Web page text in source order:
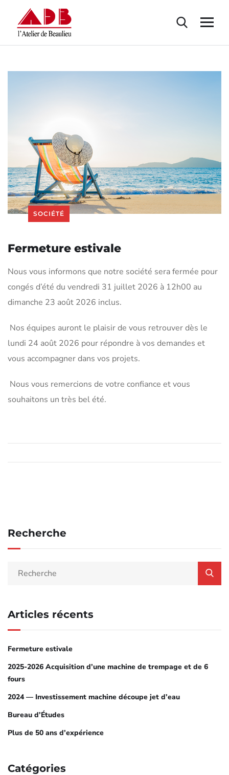
SOCIÉTÉ
Fermeture estivale
Nous vous informons que notre société sera fermée pour
congés d’été du vendredi 31 juillet 2026 à 12h00 au
dimanche 23 août 2026 inclus.
Nos équipes auront le plaisir de vous retrouver dès le
lundi 24 août 2026 pour répondre à vos demandes et
vous accompagner dans vos projets.
Nous vous remercions de votre confiance et vous
souhaitons un très bel été.
Recherche
Articles récents
Fermeture estivale
2025-2026 Acquisition d’une machine de trempage et de 6
fours
2024 — Investissement machine découpe jet d’eau
Bureau d’Études
Plus de 50 ans d’expérience
Catégories